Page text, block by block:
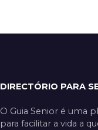
DIRECTÓRIO PARA
O Guia Senior é uma
para facilitar a vida a